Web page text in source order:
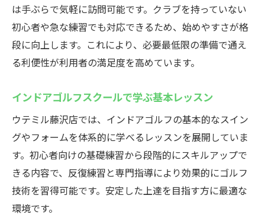
は手ぶらで気軽に訪問可能です。クラブを持っていない
初心者や急な練習でも対応できるため、始めやすさが格
段に向上します。これにより、必要最低限の準備で通え
る利便性が利用者の満足度を高めています。
インドアゴルフスクールで学ぶ基本レッスン
ウテミル藤沢店では、インドアゴルフの基本的なスイン
グやフォームを体系的に学べるレッスンを展開していま
す。初心者向けの基礎練習から段階的にスキルアップで
きる内容で、反復練習と専門指導により効果的にゴルフ
技術を習得可能です。安定した上達を目指す方に最適な
環境です。